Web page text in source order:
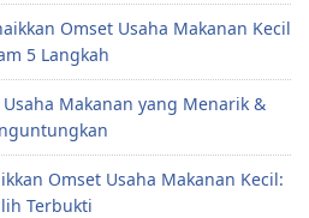
Omset Usaha Makanan Kecil
5 Langkah
Makanan yang Menarik &
Omset Usaha Makanan Kecil:
Terbukti